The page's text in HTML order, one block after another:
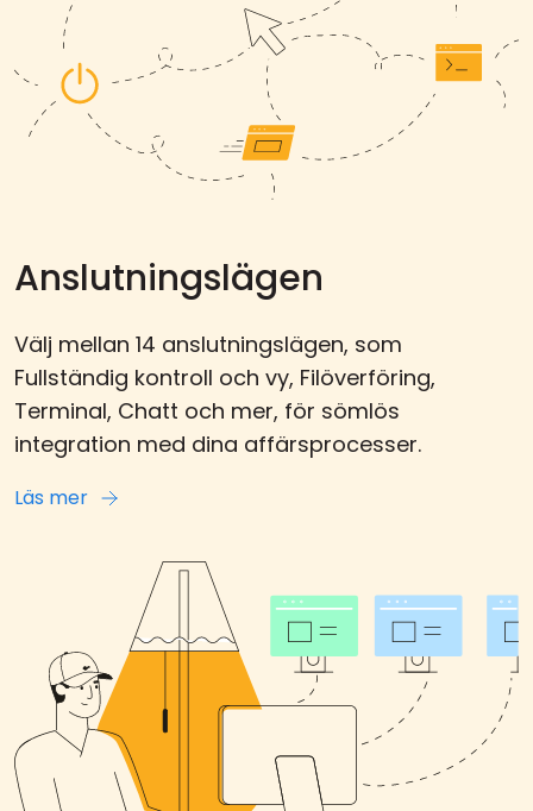
Anslutningslägen
Välj mellan 14 anslutningslägen, som
Fullständig kontroll och vy, Filöverföring,
Terminal, Chatt och mer, för sömlös
integration med dina affärsprocesser.
Läs mer